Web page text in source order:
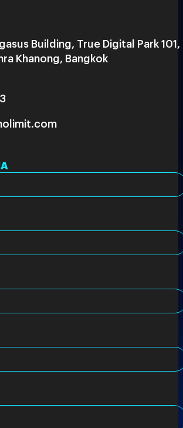
Building, True Digital Park 101,
Khanong, Bangkok